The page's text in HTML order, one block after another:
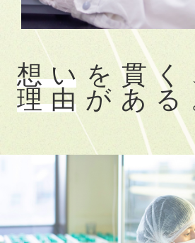
想い を貫く
理由 が あ る